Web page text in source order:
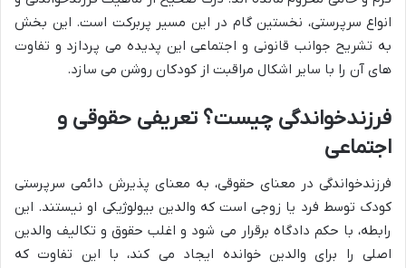
انواع سرپرستی، نخستین گام در این مسیر پربرکت است. این بخش
به تشریح جوانب قانونی و اجتماعی این پدیده می پردازد و تفاوت
های آن را با سایر اشکال مراقبت از کودکان روشن می سازد.
فرزندخواندگی چیست؟ تعریفی حقوقی و
اجتماعی
فرزندخواندگی در معنای حقوقی، به معنای پذیرش دائمی سرپرستی
کودک توسط فرد یا زوجی است که والدین بیولوژیکی او نیستند. این
رابطه، با حکم دادگاه برقرار می شود و اغلب حقوق و تکالیف والدین
اصلی را برای والدین خوانده ایجاد می کند، با این تفاوت که